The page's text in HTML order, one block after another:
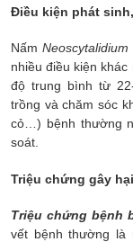
Điều kiện phát
NấmNeoscytalidium
nhiều điều kiện
độ trung bình từ
trồng và chăm sóc
cỏ…) bệnh thường
soát.
Triệu chứng gây hại
Triệu chứng bệnh
vết bệnh thường là